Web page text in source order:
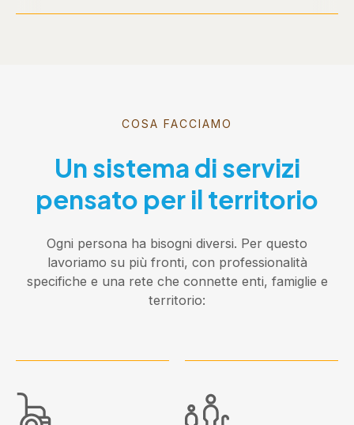
COSA FACCIAMO
Un sistema di servizi
pensato per il territorio
Ogni persona ha bisogni diversi. Per questo
lavoriamo su più fronti, con professionalità
specifiche e una rete che connette enti, famiglie e
territorio: